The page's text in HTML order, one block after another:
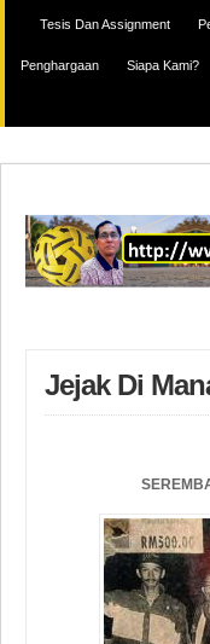
Tesis Dan Assignment
Penghargaan Siapa Kami?
Jejak Di